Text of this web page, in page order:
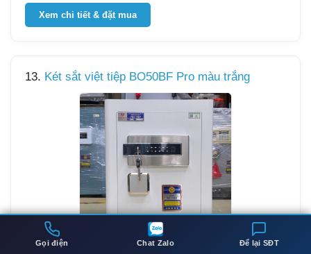
Gọi điện Chat Zalo Để lại SĐT
Xem chi tiết & đặt mua
13. Két sắt việt tiệp BO50BF Pro màu trắng